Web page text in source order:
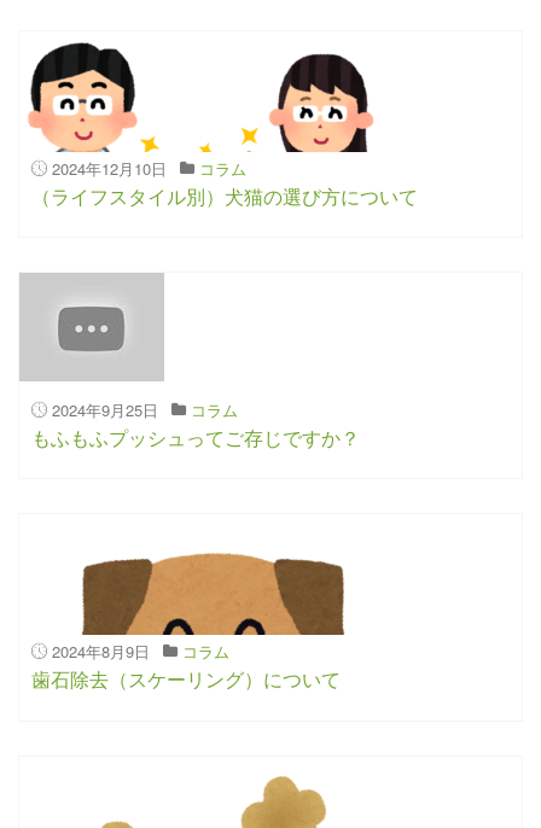
2024年12月10日 コラム
（ライフスタイル別）犬猫の選び方について
2024年9月25日 コラム
もふもふプッシュってご存じですか？
2024年8月9日 コラム
歯石除去（スケーリング）について